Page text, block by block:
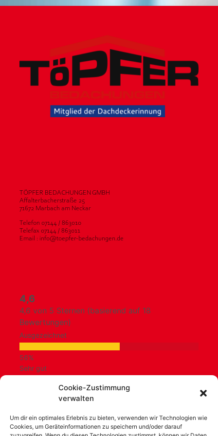
Cookie-Zustimmung
verwalten
Um dir ein optimales Erlebnis zu bieten, verwenden wir Technologien wie
Cookies, um Geräteinformationen zu speichern und/oder darauf
TÖPFER BEDACHUNGEN GMBH
Affalterbacherstraße 25
71672 Marbach am Neckar
Telefon 07144 / 863010
Telefax 07144 / 863011
Email : info@toepfer-bedachungen.de
4,6
4,6 von 5 Sternen (basierend auf 18
Bewertungen)
Ausgezeichnet
Sehr gut
Durchschnittlich
Schlecht